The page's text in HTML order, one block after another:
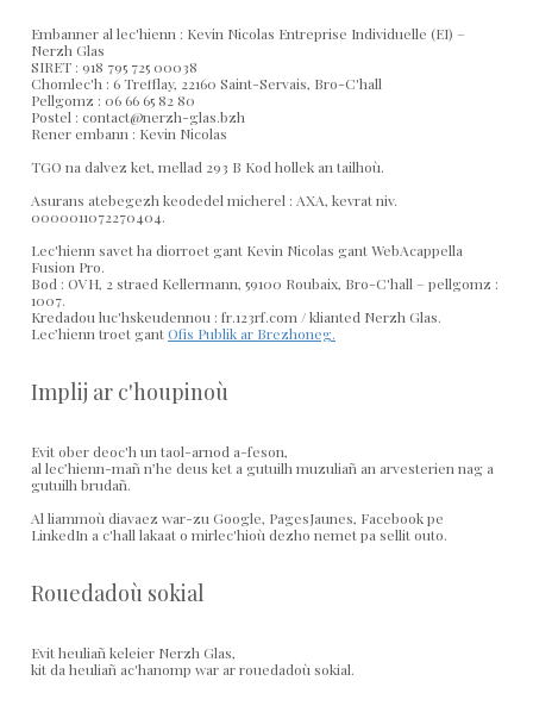
Embanner al lec'hienn : Kevin Nicolas Entreprise Individuelle (EI) –
Nerzh Glas
SIRET : 918 795 725 00038
Chomlec'h : 6 Trefflay, 22160 Saint-Servais, Bro-C'hall
Pellgomz : 06 66 65 82 80
Postel : contact@nerzh-glas.bzh
Rener embann : Kevin Nicolas
TGO na dalvez ket, mellad 293 B Kod hollek an tailhoù.
Asurans atebegezh keodedel micherel : AXA, kevrat niv.
0000011072270404.
Lec'hienn savet ha diorroet gant Kevin Nicolas gant WebAcappella
Fusion Pro.
Bod : OVH, 2 straed Kellermann, 59100 Roubaix, Bro-C'hall – pellgomz :
1007.
Kredadou luc'hskeudennou : fr.123rf.com / klianted Nerzh Glas.
Lec’hienn troet gantOfis Publik ar Brezhoneg.
Implij ar c'houpinoù
Evit ober deoc'h un taol-arnod a-feson,
al lec’hienn-mañ n’he deus ket a gutuilh muzuliañ an arvesterien nag a
gutuilh brudañ.
Al liammoù diavaez war-zu Google, PagesJaunes, Facebook pe
LinkedIn a c'hall lakaat o mirlec'hioù dezho nemet pa sellit outo.
Rouedadoù sokial
Evit heuliañ keleier Nerzh Glas,
kit da heuliañ ac'hanomp war ar rouedadoù sokial.